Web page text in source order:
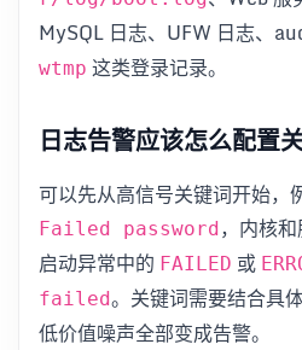
MySQL 日志、UFW 日志、
wtmp 这类登录记录。
日志告警应该怎么配置
可以先从高信号关键词开始，
Failed password，内核
启动异常中的 FAILED 或
failed。关键词需要结合具
低价值噪声全部变成告警。